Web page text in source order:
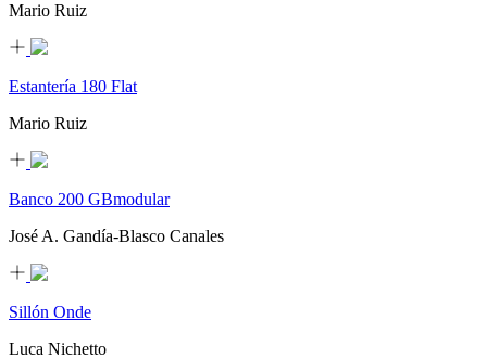
Mario Ruiz
Estantería 180 Flat
Mario Ruiz
Banco 200 GBmodular
José A. Gandía-Blasco Canales
Sillón Onde
Luca Nichetto